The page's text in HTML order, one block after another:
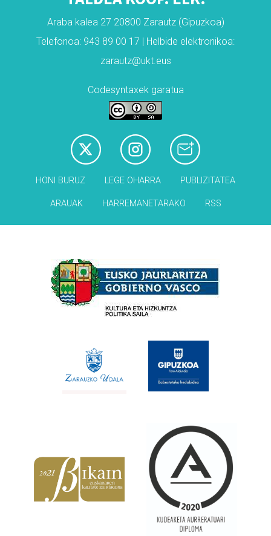
Araba kalea 27 20800 Zarautz (Gipuzkoa)
Telefonoa: 943 89 00 17 | Helbide elektronikoa:
zarautz@ukt.eus
Codesyntaxek garatua
HONI BURUZ LEGE OHARRA PUBLIZITATEA
ARAUAK HARREMANETARAKO RSS